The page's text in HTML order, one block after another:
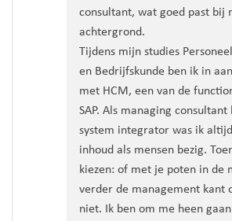
consultant, wat goed past bij
achtergrond.
Tijdens mijn studies
en Bedrijfskunde ben ik in
met HCM, een van de
SAP. Als managing
system integrator was ik
inhoud als mensen bezig.
kiezen: of met je poten in de
verder de management kant
niet. Ik ben om me heen